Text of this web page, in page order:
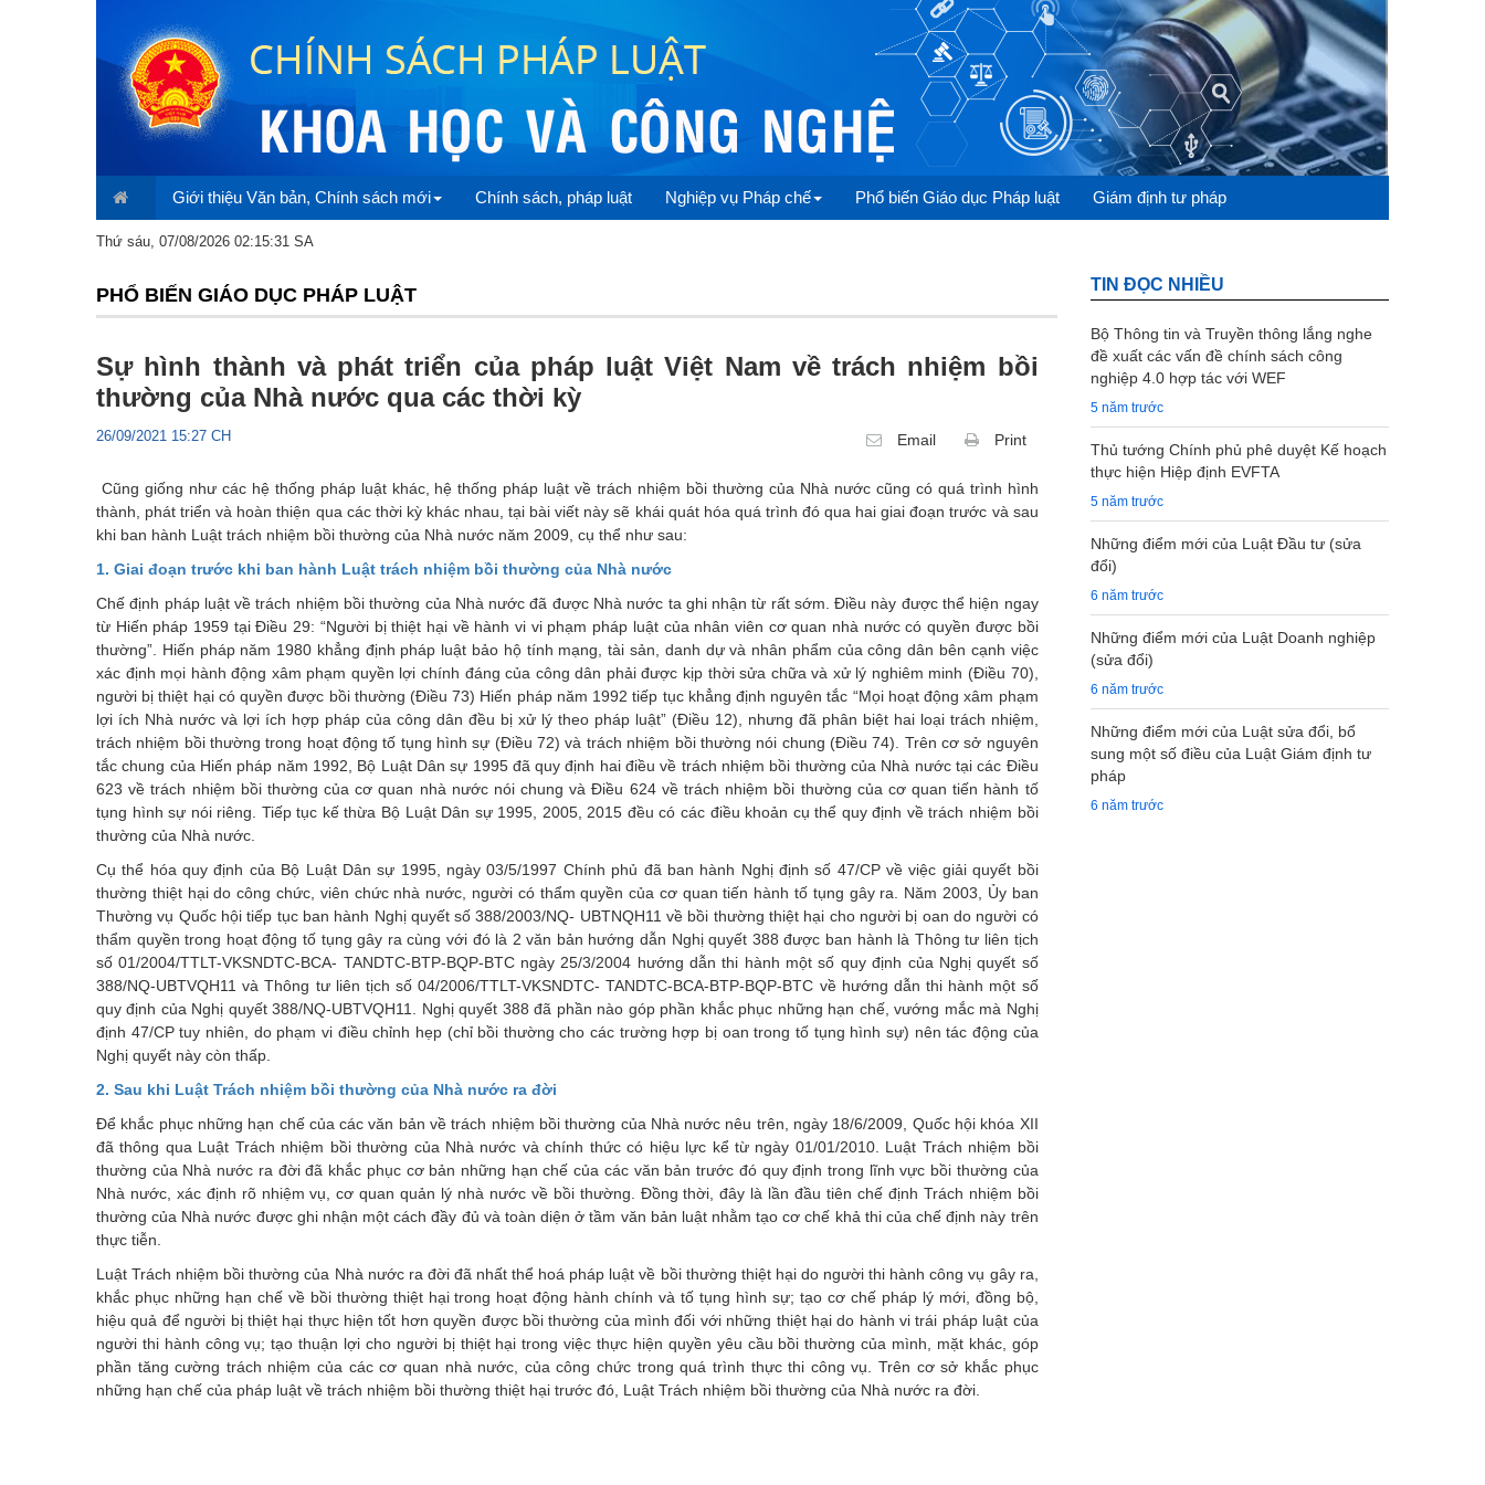
Giới thiệu Văn bản, Chính sách mới Chính sách, pháp luật Nghiệp vụ Pháp chế Phổ biến Giáo dục Pháp luật Giám định tư pháp
Thứ sáu, 07/08/2026 02:15:31 SA
PHỔ BIẾN GIÁO DỤC PHÁP LUẬT
Sự hình thành và phát triển của pháp luật Việt Nam về trách nhiệm bồi
thường của Nhà nước qua các thời kỳ
26/09/2021 15:27 CH Email Print
Cũng giống như các hệ thống pháp luật khác, hệ thống pháp luật về trách nhiệm bồi thường của Nhà nước cũng có quá trình hình
thành, phát triển và hoàn thiện qua các thời kỳ khác nhau, tại bài viết này sẽ khái quát hóa quá trình đó qua hai giai đoạn trước và sau
khi ban hành Luật trách nhiệm bồi thường của Nhà nước năm 2009, cụ thể như sau:
1. Giai đoạn trước khi ban hành Luật trách nhiệm bồi thường của Nhà nước
Chế định pháp luật về trách nhiệm bồi thường của Nhà nước đã được Nhà nước ta ghi nhận từ rất sớm. Điều này được thể hiện ngay
từ Hiến pháp 1959 tại Điều 29: “Người bị thiệt hại về hành vi vi phạm pháp luật của nhân viên cơ quan nhà nước có quyền được bồi
thường”. Hiến pháp năm 1980 khẳng định pháp luật bảo hộ tính mạng, tài sản, danh dự và nhân phẩm của công dân bên cạnh việc
xác định mọi hành động xâm phạm quyền lợi chính đáng của công dân phải được kịp thời sửa chữa và xử lý nghiêm minh (Điều 70),
người bị thiệt hại có quyền được bồi thường (Điều 73) Hiến pháp năm 1992 tiếp tục khẳng định nguyên tắc “Mọi hoạt động xâm phạm
lợi ích Nhà nước và lợi ích hợp pháp của công dân đều bị xử lý theo pháp luật” (Điều 12), nhưng đã phân biệt hai loại trách nhiệm,
trách nhiệm bồi thường trong hoạt động tố tụng hình sự (Điều 72) và trách nhiệm bồi thường nói chung (Điều 74). Trên cơ sở nguyên
tắc chung của Hiến pháp năm 1992, Bộ Luật Dân sự 1995 đã quy định hai điều về trách nhiệm bồi thường của Nhà nước tại các Điều
623 về trách nhiệm bồi thường của cơ quan nhà nước nói chung và Điều 624 về trách nhiệm bồi thường của cơ quan tiến hành tố
tụng hình sự nói riêng. Tiếp tục kế thừa Bộ Luật Dân sự 1995, 2005, 2015 đều có các điều khoản cụ thể quy định về trách nhiệm bồi
thường của Nhà nước.
Cụ thể hóa quy định của Bộ Luật Dân sự 1995, ngày 03/5/1997 Chính phủ đã ban hành Nghị định số 47/CP về việc giải quyết bồi
thường thiệt hại do công chức, viên chức nhà nước, người có thẩm quyền của cơ quan tiến hành tố tụng gây ra. Năm 2003, Ủy ban
Thường vụ Quốc hội tiếp tục ban hành Nghị quyết số 388/2003/NQ- UBTNQH11 về bồi thường thiệt hại cho người bị oan do người có
thẩm quyền trong hoạt động tố tụng gây ra cùng với đó là 2 văn bản hướng dẫn Nghị quyết 388 được ban hành là Thông tư liên tịch
số 01/2004/TTLT-VKSNDTC-BCA- TANDTC-BTP-BQP-BTC ngày 25/3/2004 hướng dẫn thi hành một số quy định của Nghị quyết số
388/NQ-UBTVQH11 và Thông tư liên tịch số 04/2006/TTLT-VKSNDTC- TANDTC-BCA-BTP-BQP-BTC về hướng dẫn thi hành một số
quy định của Nghị quyết 388/NQ-UBTVQH11. Nghị quyết 388 đã phần nào góp phần khắc phục những hạn chế, vướng mắc mà Nghị
định 47/CP tuy nhiên, do phạm vi điều chỉnh hẹp (chỉ bồi thường cho các trường hợp bị oan trong tố tụng hình sự) nên tác động của
Nghị quyết này còn thấp.
2. Sau khi Luật Trách nhiệm bồi thường của Nhà nước ra đời
Để khắc phục những hạn chế của các văn bản về trách nhiệm bồi thường của Nhà nước nêu trên, ngày 18/6/2009, Quốc hội khóa XII
đã thông qua Luật Trách nhiệm bồi thường của Nhà nước và chính thức có hiệu lực kể từ ngày 01/01/2010. Luật Trách nhiệm bồi
thường của Nhà nước ra đời đã khắc phục cơ bản những hạn chế của các văn bản trước đó quy định trong lĩnh vực bồi thường của
Nhà nước, xác định rõ nhiệm vụ, cơ quan quản lý nhà nước về bồi thường. Đồng thời, đây là lần đầu tiên chế định Trách nhiệm bồi
thường của Nhà nước được ghi nhận một cách đầy đủ và toàn diện ở tầm văn bản luật nhằm tạo cơ chế khả thi của chế định này trên
thực tiễn.
Luật Trách nhiệm bồi thường của Nhà nước ra đời đã nhất thể hoá pháp luật về bồi thường thiệt hại do người thi hành công vụ gây ra,
khắc phục những hạn chế về bồi thường thiệt hại trong hoạt động hành chính và tố tụng hình sự; tạo cơ chế pháp lý mới, đồng bộ,
hiệu quả để người bị thiệt hại thực hiện tốt hơn quyền được bồi thường của mình đối với những thiệt hại do hành vi trái pháp luật của
người thi hành công vụ; tạo thuận lợi cho người bị thiệt hại trong việc thực hiện quyền yêu cầu bồi thường của mình, mặt khác, góp
phần tăng cường trách nhiệm của các cơ quan nhà nước, của công chức trong quá trình thực thi công vụ. Trên cơ sở khắc phục
những hạn chế của pháp luật về trách nhiệm bồi thường thiệt hại trước đó, Luật Trách nhiệm bồi thường của Nhà nước ra đời.
TIN ĐỌC NHIỀU
Bộ Thông tin và Truyền thông lắng nghe
đề xuất các vấn đề chính sách công
nghiệp 4.0 hợp tác với WEF
5 năm trước
Thủ tướng Chính phủ phê duyệt Kế hoạch
thực hiện Hiệp định EVFTA
5 năm trước
Những điểm mới của Luật Đầu tư (sửa
đổi)
6 năm trước
Những điểm mới của Luật Doanh nghiệp
(sửa đổi)
6 năm trước
Những điểm mới của Luật sửa đổi, bổ
sung một số điều của Luật Giám định tư
pháp
6 năm trước